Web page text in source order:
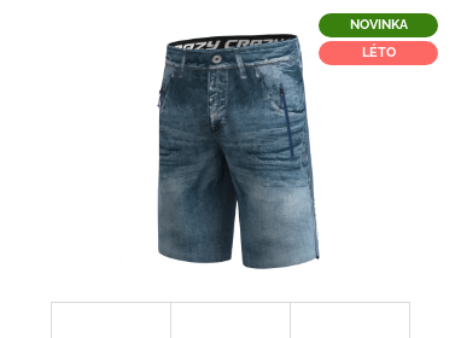
NOVINKA
LÉTO